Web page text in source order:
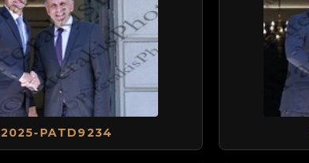
2025-PATD9234